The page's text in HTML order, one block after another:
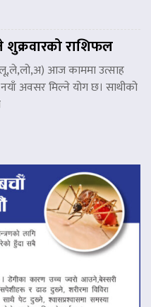
राशिफल
आज काममा उत्साह
नयाँ अवसर मिल्ने योग छ। साथीको